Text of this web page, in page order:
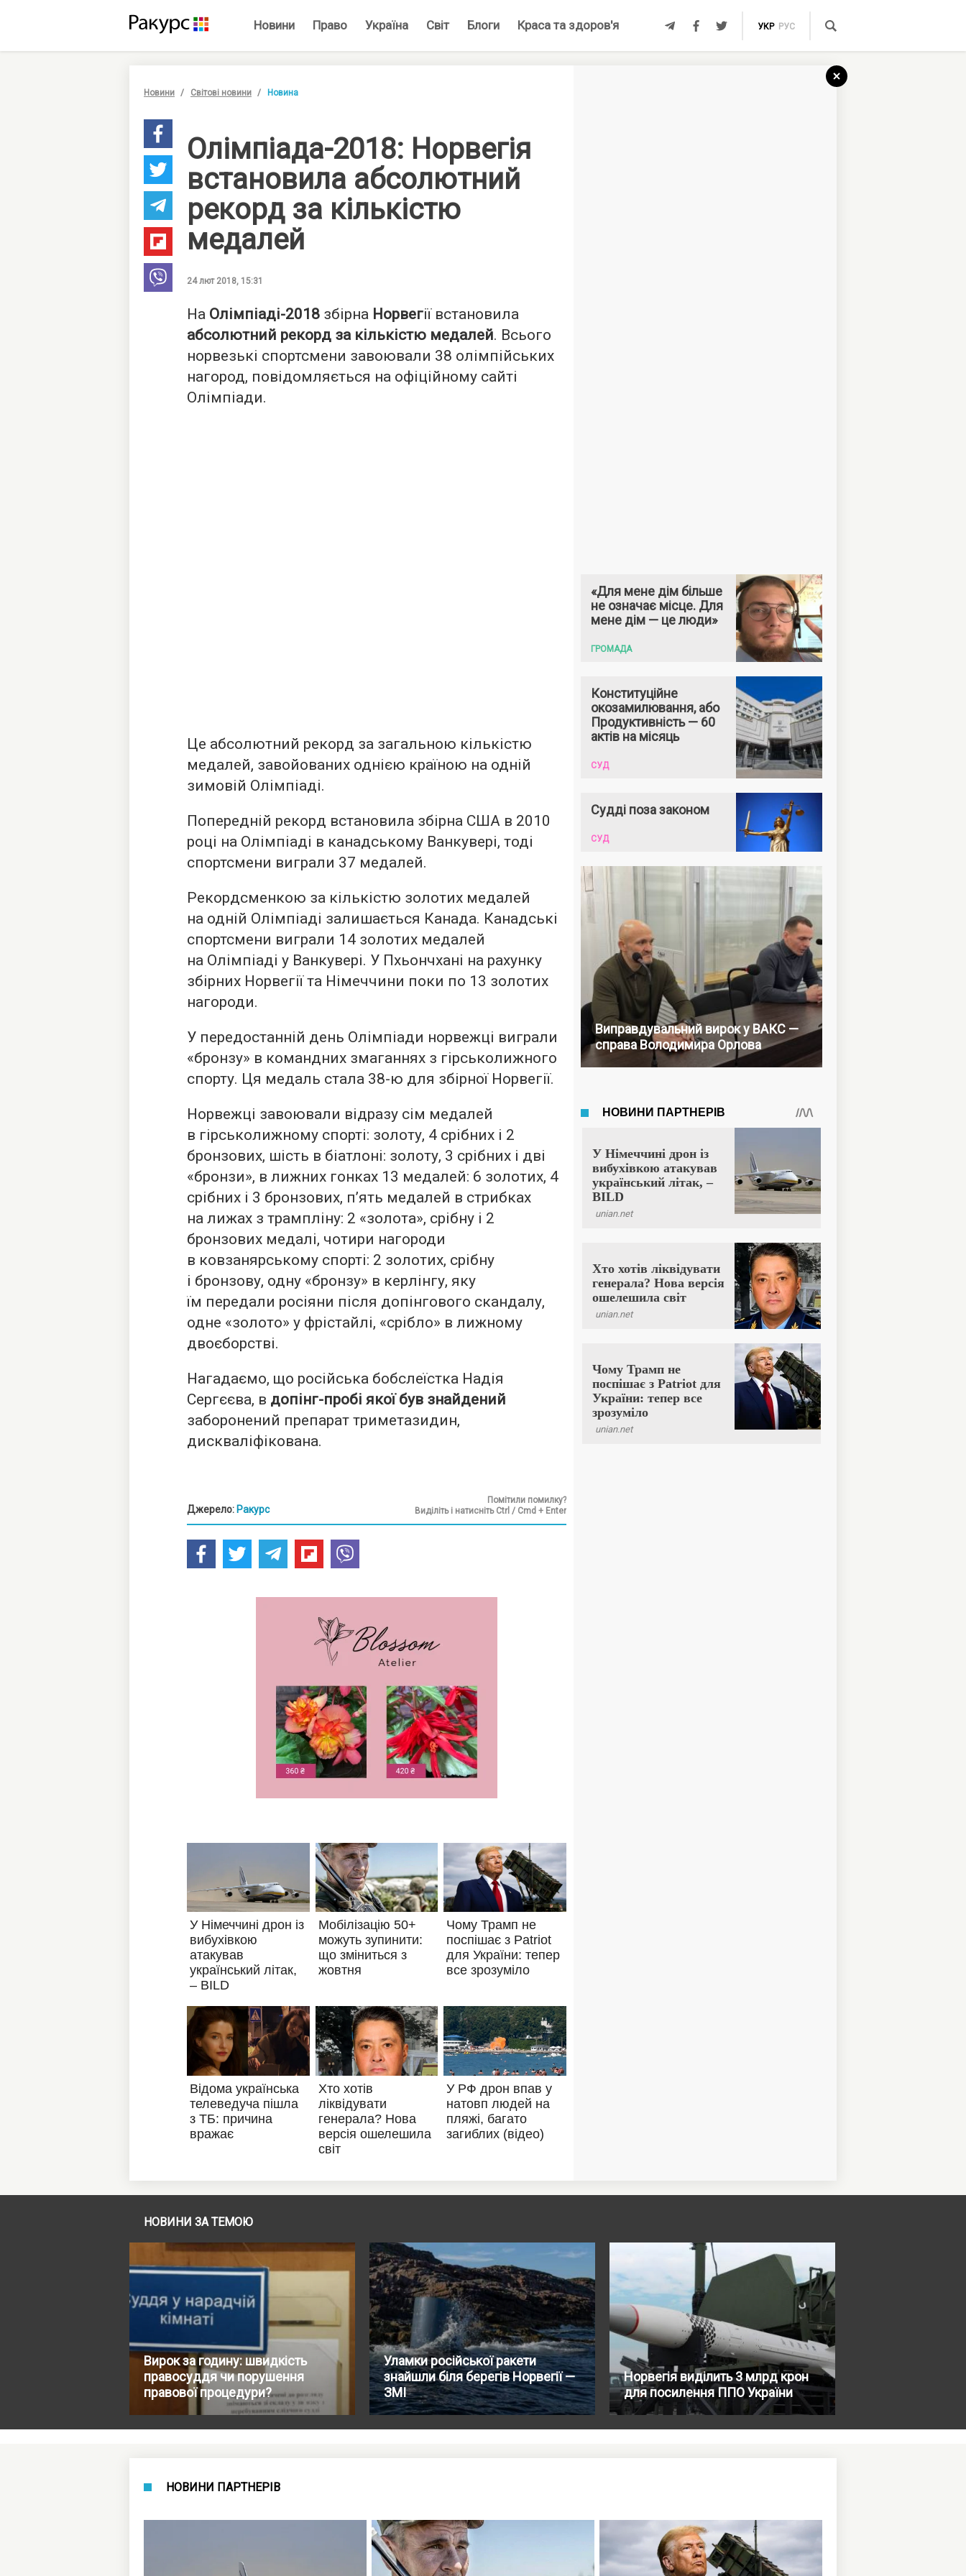
Новини Право Україна Світ Блоги Краса та здоров'я УКР РУС
Новини Світові новини Новина
Олімпіада-2018: Норвегія
встановила абсолютний
рекорд за кількістю
медалей
24 лют 2018, 15:31
На Олімпіаді-2018 збірна Норвегії встановила
абсолютний рекорд за кількістю медалей. Всього
норвезькі спортсмени завоювали 38 олімпійських
нагород, повідомляється на офіційному сайті
Олімпіади.
Це абсолютний рекорд за загальною кількістю
медалей, завойованих однією країною на одній
зимовій Олімпіаді.
Попередній рекорд встановила збірна США в 2010
році на Олімпіаді в канадському Ванкувері, тоді
спортсмени виграли 37 медалей.
Рекордсменкою за кількістю золотих медалей
на одній Олімпіаді залишається Канада. Канадські
спортсмени виграли 14 золотих медалей
на Олімпіаді у Ванкувері. У Пхьончхані на рахунку
збірних Норвегії та Німеччини поки по 13 золотих
нагороди.
У передостанній день Олімпіади норвежці виграли
«бронзу» в командних змаганнях з гірськолижного
спорту. Ця медаль стала 38-ю для збірної Норвегії.
Норвежці завоювали відразу сім медалей
в гірськолижному спорті: золоту, 4 срібних і 2
бронзових, шість в біатлоні: золоту, 3 срібних і дві
«бронзи», в лижних гонках 13 медалей: 6 золотих, 4
срібних і 3 бронзових, п’ять медалей в стрибках
на лижах з трампліну: 2 «золота», срібну і 2
бронзових медалі, чотири нагороди
в ковзанярському спорті: 2 золотих, срібну
і бронзову, одну «бронзу» в керлінгу, яку
їм передали росіяни після допінгового скандалу,
одне «золото» у фрістайлі, «срібло» в лижному
двоєборстві.
Нагадаємо, що російська бобслеїстка Надія
Сергєєва, в допінг-пробі якої був знайдений
заборонений препарат триметазидин,
дискваліфікована.
Джерело: Ракурс
Помітили помилку?
Виділіть і натисніть Ctrl / Cmd + Enter
«Для мене дім більше
не означає місце. Для
мене дім — це люди»
ГРОМАДА
Конституційне
окозамилювання, або
Продуктивність — 60
актів на місяць
СУД
Судді поза законом
СУД
Виправдувальний вирок у ВАКС —
справа Володимира Орлова
НОВИНИ ЗА ТЕМОЮ
Вирок за годину: швидкість
правосуддя чи порушення
правової процедури?
Уламки російської ракети
знайшли біля берегів Норвегії —
ЗМІ
Норвегія виділить 3 млрд крон
для посилення ППО України
НОВИНИ ПАРТНЕРІВ